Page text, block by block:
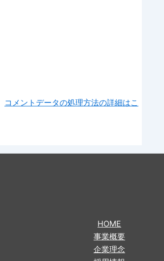
コメントデータの処理方法の詳細はこ
HOME
事業概要
企業理念